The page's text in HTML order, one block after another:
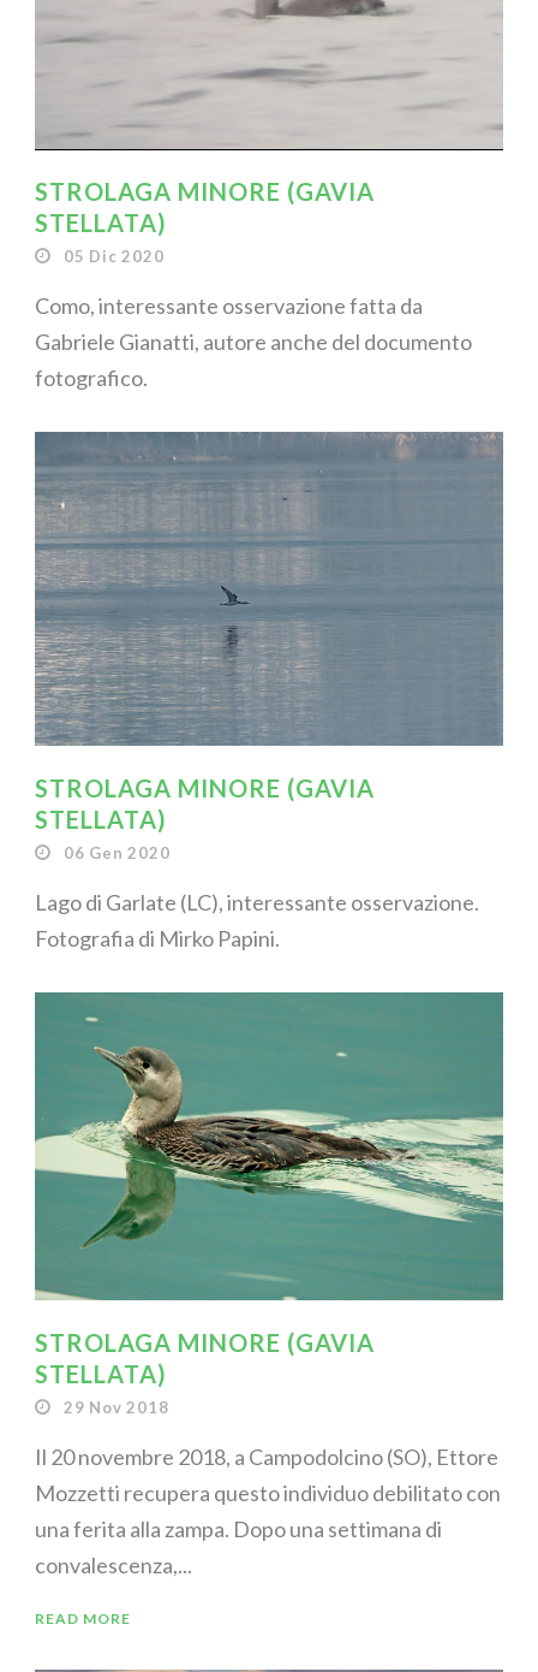
STROLAGA MINORE (GAVIA
STELLATA)
05 Dic 2020
Como, interessante osservazione fatta da
Gabriele Gianatti, autore anche del documento
fotografico.
STROLAGA MINORE (GAVIA
STELLATA)
06 Gen 2020
Lago di Garlate (LC), interessante osservazione.
Fotografia di Mirko Papini.
STROLAGA MINORE (GAVIA
STELLATA)
29 Nov 2018
Il 20 novembre 2018, a Campodolcino (SO), Ettore
Mozzetti recupera questo individuo debilitato con
una ferita alla zampa. Dopo una settimana di
convalescenza,...
READ MORE